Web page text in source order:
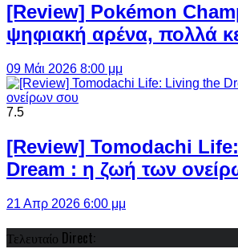
[Review] Pokémon
ψηφιακή αρένα, πολλά
09 Μάι 2026 8:00 μμ
7.5
[Review] Tomodachi
Dream : η ζωή των
21 Απρ 2026 6:00 μμ
Τελευταίο Direct: